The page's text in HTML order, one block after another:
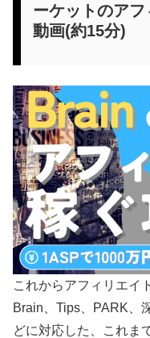
ーケットのア
動画(約15分)
これからアフィリエイ
Brain、Tips、PARK、
どに対応した、これま